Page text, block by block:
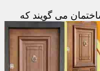
می گویند که